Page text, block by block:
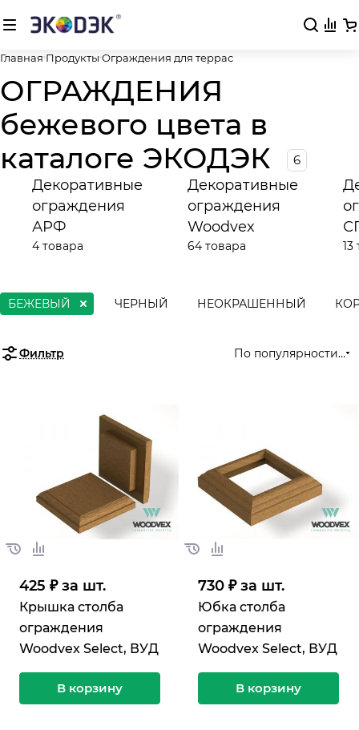
Главная Продукты Ограждения для террас
ОГРАЖДЕНИЯ
бежевого цвета в
каталоге ЭКОДЭК
6
Декоративные
ограждения
АРФ
4 товара
Декоративные
ограждения
Woodvex
64 товара 13
ЧЕРНЫЙ НЕОКРАШЕННЫЙ
БЕЖЕВЫЙ
Фильтр По популярности
425 ₽ за шт.
Крышка столба
ограждения
Woodvex Select, ВУД
В корзину
730 ₽ за шт.
Юбка столба
ограждения
Woodvex Select, ВУД
В корзину